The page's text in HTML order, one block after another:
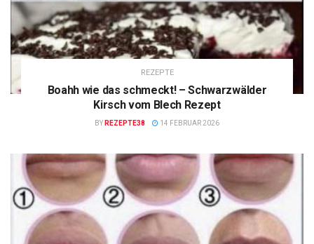
REZEPTE
Boahh wie das schmeckt! – Schwarzwälder
Kirsch vom Blech Rezept
BY REZEPTE38 14 FEBRUAR 2026